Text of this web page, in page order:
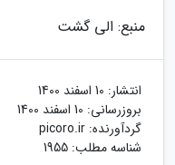
منبع: الی گشت
انتشار: 10 اسفند 1400
بروزرسانی: 10 اسفند 1400
گردآورنده: picoro.ir
شناسه مطلب: 1955